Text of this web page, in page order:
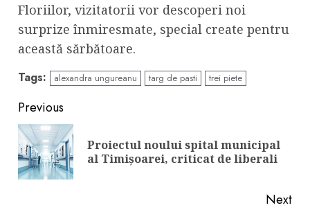
Floriilor, vizitatorii vor descoperi noi
surprize înmiresmate, special create pentru
această sărbătoare.
Tags: alexandra ungureanu targ de pasti trei piete
Continue
Reading
Previous
Proiectul noului spital municipal
al Timișoarei, criticat de liberali
Next